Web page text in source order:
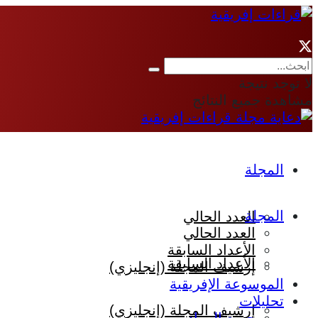
لا توجد نتيجة
مشاهدة جميع النتائج
المجلة
العدد الحالي
الأعداد السابقة
إرشيف المجلة (إنجليزي)
المجلة
العدد الحالي
الأعداد السابقة
إرشيف المجلة (إنجليزي)
الموسوعة الإفريقية
تحليلات